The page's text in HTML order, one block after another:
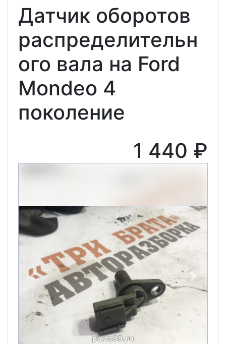
Датчик оборотов
распределительн
ого вала на Ford
Mondeo 4
поколение
1 440 ₽
Previous Next